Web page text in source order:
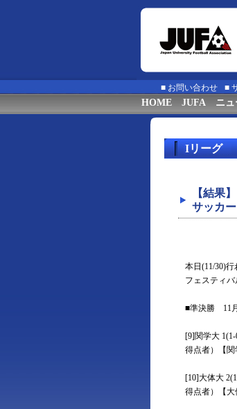
■ お問い合わせ ■
HOME JUFA ニュ
Iリーグ
【結果
サッカ
本日(11/30)
フェスティバ
■準決勝 11月
[9]関学大
得点者）【
[10]大体大
得点者）【